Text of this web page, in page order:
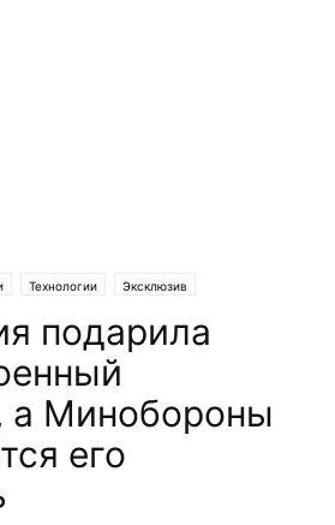
Технологии Эксклюзив
подарила
а Минобороны
его